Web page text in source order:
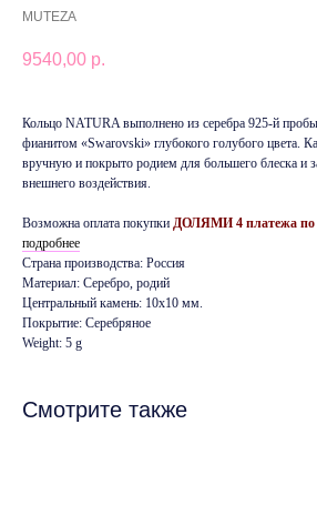
MUTEZA
9540,00 р.
Кольцо NATURA выполнено из серебра 925-й
фианитом «Swarovski» глубокого голубого цвета.
вручную и покрыто родием для большего блеска и
внешнего воздействия.
Возможна оплата покупки ДОЛЯМИ 4 платежа по
подробнее
Страна производства: Россия
Материал: Серебро, родий
Центральный камень: 10х10 мм.
Покрытие: Серебряное
Weight: 5 g
Смотрите также